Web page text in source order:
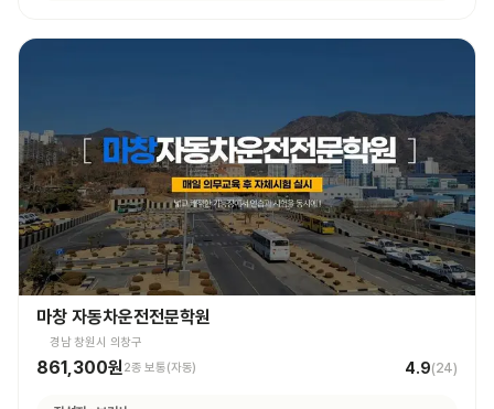
마창 자동차운전전문학원
경남 창원시 의창구
861,300원 2종 보통(자동) 4.9(24)